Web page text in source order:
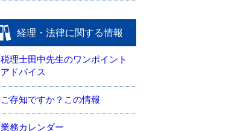
経理・法律に関する情報
税理士田中先生のワンポイント
アドバイス
ご存知ですか？この情報
業務カレンダー